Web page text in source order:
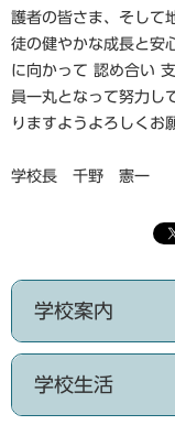
護者の皆さま、そして
徒の健やかな成長と安
に向かって 認め合い
員一丸となって努力し
りますようよろしくお
茅野
学校長 千野 憲一
学校案内
学校生活